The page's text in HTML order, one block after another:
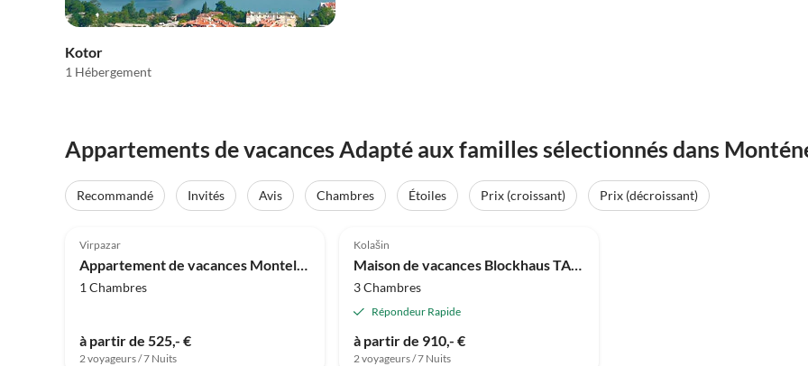
Kotor
1 Hébergement
Appartements de vacances Adapté aux familles sélectionnés dans
Recommandé Invités Avis Chambres Étoiles Prix (croissant) Prix (décroissant)
Virpazar
Appartement de vacances Montelago
1 Chambres
à partir de 525,- €
2 voyageurs / 7 Nuits
Kolašin
Maison de vacances Blockhaus TARA
3 Chambres
Répondeur Rapide
à partir de 910,- €
2 voyageurs / 7 Nuits